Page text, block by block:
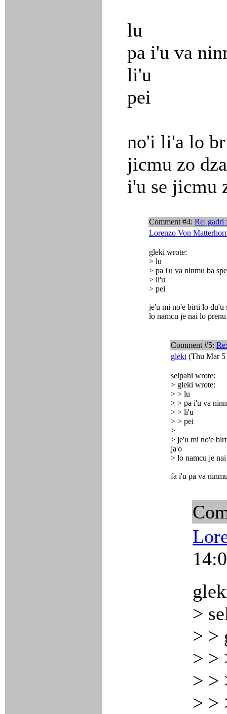
lu
pa i'u va
li'u
pei
no'i li'a lo
jicmu zo
i'u se jicmu
Comment #4: Re: gadri
Lorenzo Von
gleki wrote:
> lu
> pa i'u va ninmu ba
> li'u
> pei
je'u mi no'e birti lo du'u
lo namcu je nai lo
Comment #5:
gleki (Thu Mar 5
selpahi wrote:
> gleki wrote:
> > lu
> > pa i'u va
> > li'u
> > pei
>
> je'u mi no'e
ja'o
> lo namcu je
fa i'u pa va
>
> >
> >
> >
> >